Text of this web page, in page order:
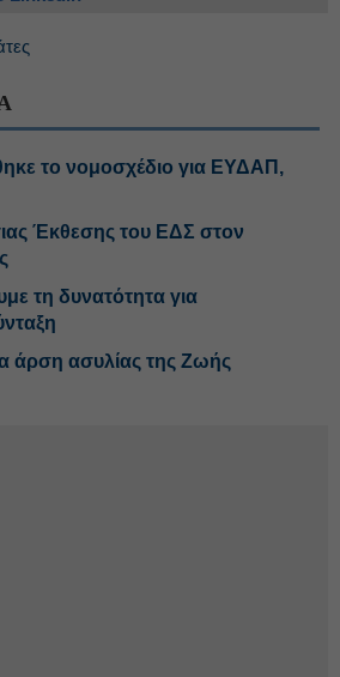
το νομοσχέδιο για ΕΥΔΑΠ,
Έκθεσης του ΕΔΣ στον
τη δυνατότητα για
άρση ασυλίας της Ζωής